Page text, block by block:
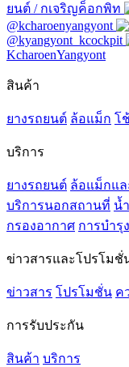
ยนต์ / กเจริญค็อกพิท
@kcharoenyangyont
@kyangyont_kcockpit
KcharoenYangyont
สินค้า
ยางรถยนต์ ล้อแม็ก โ
บริการ
ยางรถยนต์ ล้อแม็กแล
บริการนอกสถานที่ น้
กรองอากาศ การบำรุ
ข่าวสารและโปรโมชั่
ข่าวสาร โปรโมชั่น ค
การรับประกัน
สินค้า บริการ